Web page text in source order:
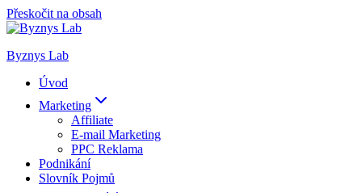
Přeskočit na obsah
Byznys Lab
Úvod
Marketing
Affiliate
E-mail Marketing
PPC Reklama
Podnikání
Slovník Pojmů